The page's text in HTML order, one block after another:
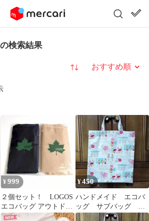
検索結果
並び替え
¥999
２個セット！ LOGOS
エコバッグ アウトド
ア ランチトート 新
¥450
ハンドメイド エコバ
ッグ サブバッグ コ
ンビニバッグ 女の